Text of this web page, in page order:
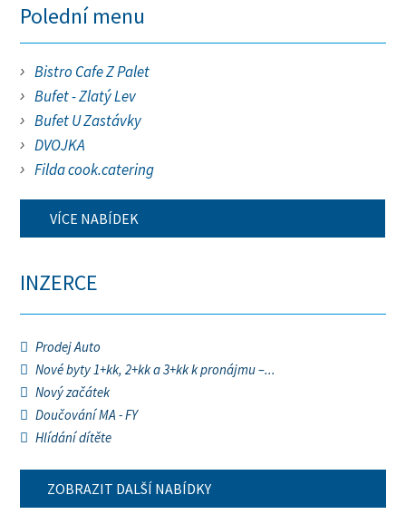
Polední menu
Bistro Cafe Z Palet
Bufet - Zlatý Lev
Bufet U Zastávky
DVOJKA
Filda cook.catering
VÍCE NABÍDEK
INZERCE
Prodej Auto
Nové byty 1+kk, 2+kk a 3+kk k pronájmu –...
Nový začátek
Doučování MA - FY
Hlídání dítěte
ZOBRAZIT DALŠÍ NABÍDKY